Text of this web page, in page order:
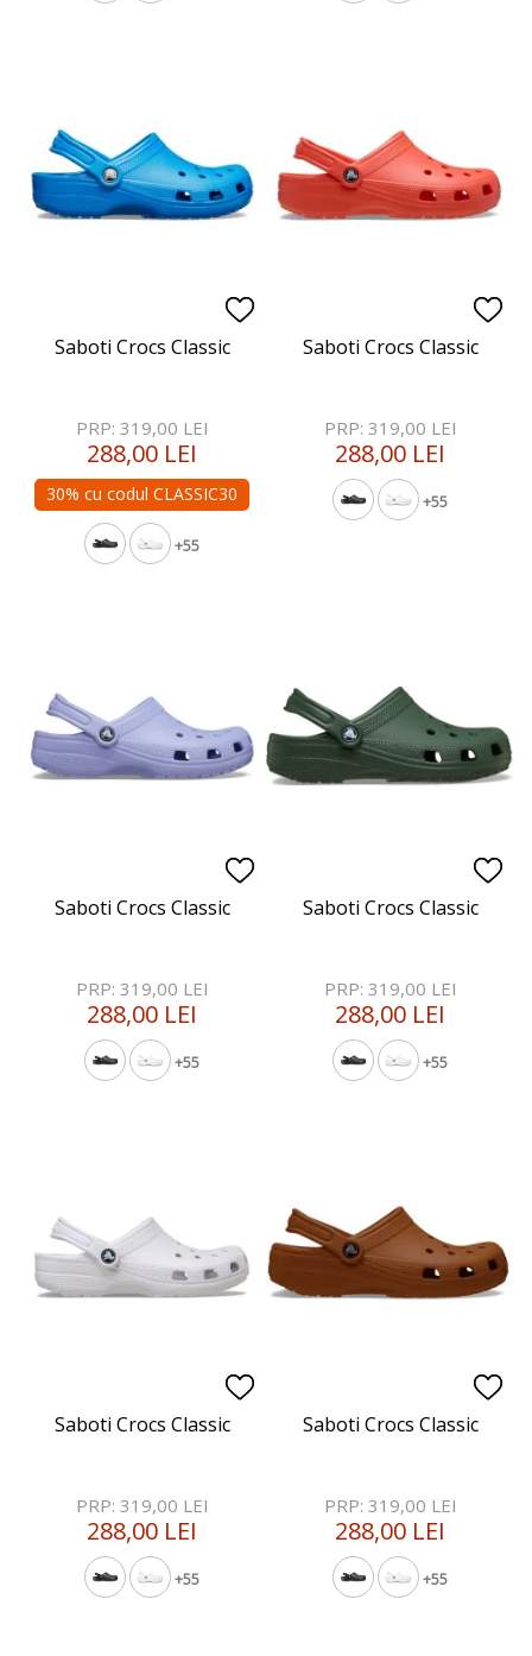
Saboti Crocs Classic
+55
PRP: 319,00 LEI
288,00 LEI
30% cu codul CLASSIC30
Saboti Crocs Classic
+55
PRP: 319,00 LEI
288,00 LEI
Saboti Crocs Classic
+55
PRP: 319,00 LEI
288,00 LEI
Saboti Crocs Classic
+55
PRP: 319,00 LEI
288,00 LEI
Saboti Crocs Classic
+55
PRP: 319,00 LEI
288,00 LEI
Saboti Crocs Classic
+55
PRP: 319,00 LEI
288,00 LEI